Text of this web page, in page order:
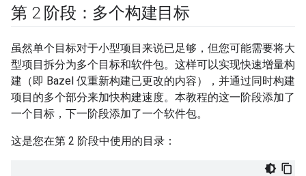
第 2 阶段：多个构建目标
虽然单个目标对于小型项目来说已足够，但您可能需要将大
型项目拆分为多个目标和软件包。这样可以实现快速增量构
建（即 Bazel 仅重新构建已更改的内容），并通过同时构建
项目的多个部分来加快构建速度。本教程的这一阶段添加了
一个目标，下一阶段添加了一个软件包。
这是您在第 2 阶段中使用的目录：